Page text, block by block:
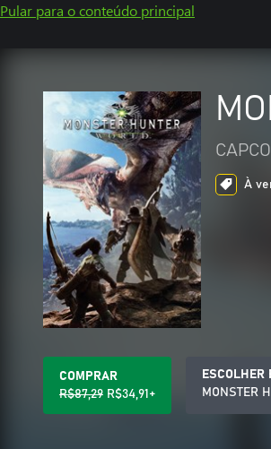
Pular para o conteúdo principal
À
COMPRAR
R$87,29 R$34,91+
ESCOLHER
MONSTER